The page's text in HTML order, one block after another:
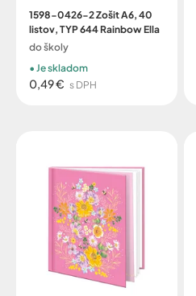
1598-0426-2 Zošit A6, 40
listov, TYP 644 Rainbow Ella
do školy
0,49 € s DPH
Je skladom